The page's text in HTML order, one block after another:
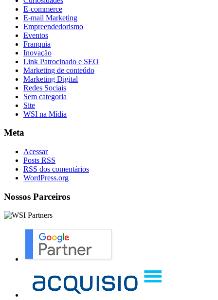
E-commerce
E-mail Marketing
Empreendedorismo
Eventos
Franquia
Inovação
Link Patrocinado e SEO
Marketing de conteúdo
Marketing Digital
Redes Sociais
Sem categoria
Site
WSI na Mídia
Meta
Acessar
Posts RSS
RSS dos comentários
WordPress.org
Nossos Parceiros